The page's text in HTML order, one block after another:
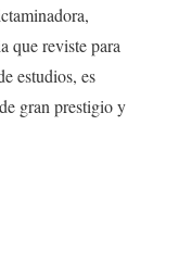
que reviste para
estudios, es
gran prestigio y